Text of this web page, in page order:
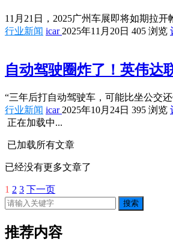
11月21日，2025广州车展即将如期拉
行业新闻 icar 2025年11月20日 405 浏览
自动驾驶圈炸了！英伟达
“三年后打自动驾驶车，可能比坐公交
行业新闻 icar 2025年10月24日 395 浏览
正在加载中...
已加载所有文章
已经没有更多文章了
文
章
分
1 2 3 下一页
搜索
推荐内容